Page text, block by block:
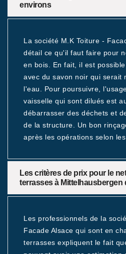
environs
La société M.K Toiture -
détail ce qu'il faut faire pour
en bois. En fait, il est
avec du savon noir qui serait
l'eau. Pour poursuivre,
vaisselle qui sont dilués est
débarrasser des déchets et
de la structure. Un bon
après les opérations selon
Les critères de prix pour le
terrasses à Mittelhausbergen
Les professionnels de la
Facade Alsace qui sont en
terrasses expliquent le fait